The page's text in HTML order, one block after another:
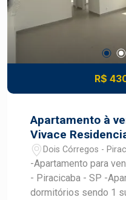
R$
Apartamento à
Vivace
Dois Córregos -
-Apartamento para
- Piracicaba - SP -
dormitórios sendo 1